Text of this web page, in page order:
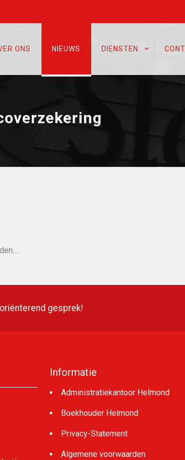
ONS NIEUWS DIENSTEN
gesprek!
Informatie
Administratiekantoor Helmond
Boekhouder Helmond
Privacy-Statement
Algemene voorwaarden